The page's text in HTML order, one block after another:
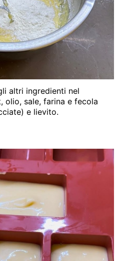
altri ingredienti nel
olio, sale, farina e fecola
e lievito.